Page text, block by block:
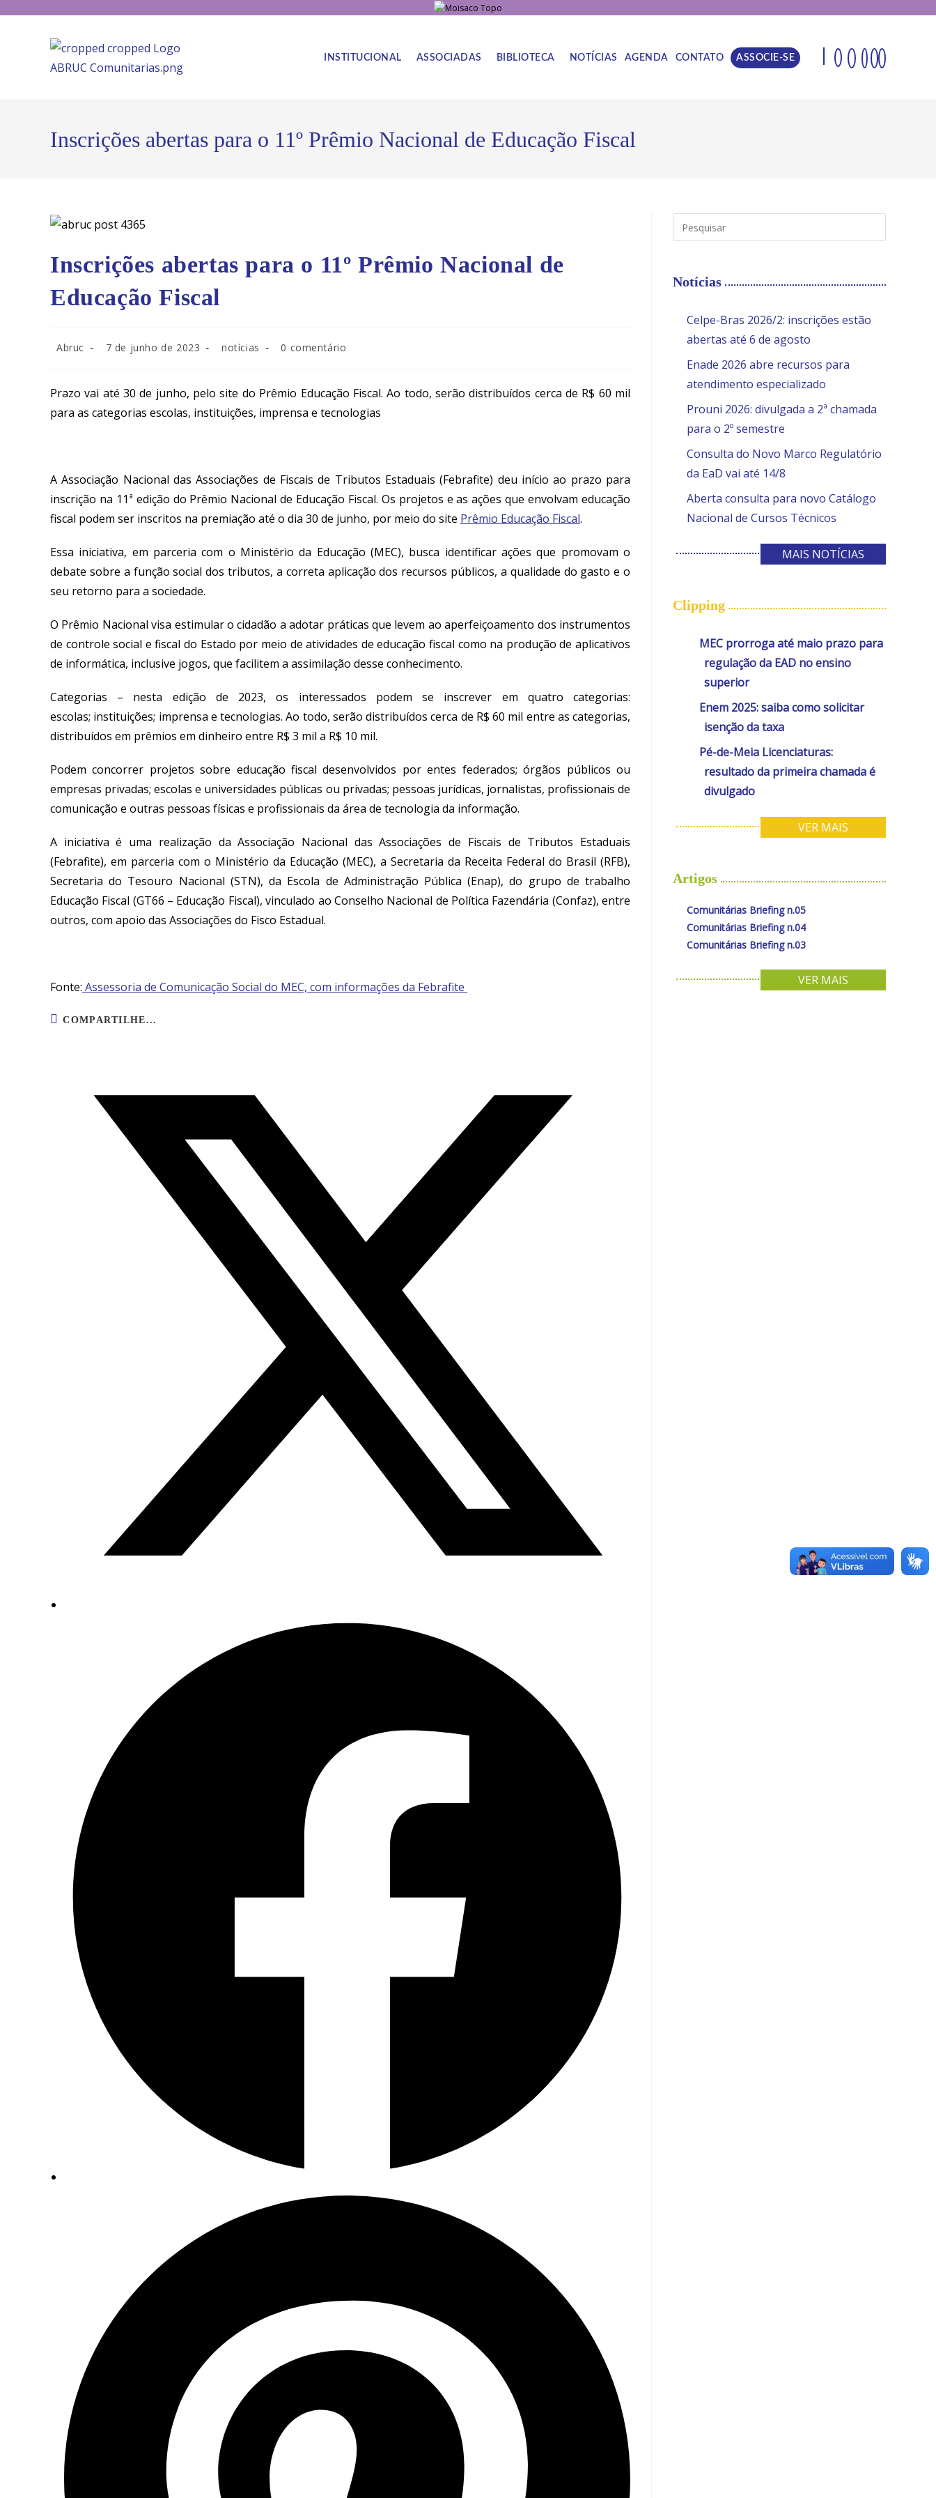
|
INSTITUCIONAL ASSOCIADAS BIBLIOTECA NOTÍCIAS AGENDA CONTATO ASSOCIE-SE
Inscrições abertas para o 11º Prêmio Nacional de Educação Fiscal
Inscrições abertas para o 11º Prêmio Nacional de
Educação Fiscal
Abruc 7 de junho de 2023 notícias 0 comentário
Prazo vai até 30 de junho, pelo site do Prêmio Educação Fiscal. Ao todo, serão distribuídos cerca de R$ 60 mil
para as categorias escolas, instituições, imprensa e tecnologias
AAssociação Nacional das Associações de Fiscais de Tributos Estaduais (Febrafite) deu início ao prazo para
inscrição na 11ª edição do Prêmio Nacional de Educação Fiscal. Os projetos easações que envolvam educação
fiscal podem ser inscritos na premiação até o dia 30 de junho, por meio do site Prêmio Educação Fiscal.
Essa iniciativa, em parceria com o Ministério da Educação (MEC), busca identificarações que promovam o
debate sobre a função social dos tributos, a correta aplicação dos recursos públicos, a qualidade do gasto e o
seu retorno para a sociedade.
O Prêmio Nacional visa estimular o cidadão a adotar práticas que levem ao aperfeiçoamento dos instrumentos
de controle social e fiscal do Estado por meio de atividades deeducação fiscal como na produção de aplicativos
de informática, inclusive jogos, que facilitem a assimilação desse conhecimento.
Categorias – nesta edição de 2023, os interessados podem se inscrever em quatro categorias:
escolas; instituições; imprensa e tecnologias. Ao todo, serão distribuídos cerca de R$ 60 mil entre as categorias,
distribuídos em prêmios em dinheiro entre R$ 3 mil a R$ 10 mil.
Podem concorrer projetos sobre educação fiscal desenvolvidos por entes federados; órgãos públicos ou
empresas privadas; escolas e universidades públicas ou privadas; pessoas jurídicas, jornalistas, profissionais de
comunicação e outras pessoas físicas e profissionais da área de tecnologia da informação.
A iniciativa é uma realização da Associação Nacional das Associações de Fiscais de Tributos Estaduais
(Febrafite), em parceria com o Ministério da Educação (MEC), a Secretaria da Receita Federal do Brasil (RFB),
Secretaria do Tesouro Nacional (STN), da Escola de Administração Pública (Enap), do grupo de trabalho
Educação Fiscal (GT66 – Educação Fiscal), vinculado ao Conselho Nacional de Política Fazendária (Confaz), entre
outros, com apoio das Associações do Fisco Estadual.
Fonte: Assessoria de Comunicação Social do MEC, com informações da Febrafite
COMPARTILHE...
Notícias
Celpe-Bras 2026/2: inscrições estão
abertas até 6 de agosto
Enade 2026 abre recursos para
atendimento especializado
Prouni 2026: divulgada a 2ª chamada
para o 2º semestre
Consulta do Novo Marco Regulatório
da EaD vai até 14/8
Aberta consulta para novo Catálogo
Nacional de Cursos Técnicos
MAIS NOTÍCIAS
Clipping
MEC prorroga até maio prazo para
regulação da EAD no ensino
superior
Enem 2025: saiba como solicitar
isenção da taxa
Pé-de-Meia Licenciaturas:
resultado da primeira chamada é
divulgado
VER MAIS
Artigos
Comunitárias Briefing n.05
Comunitárias Briefing n.04
Comunitárias Briefing n.03
VER MAIS